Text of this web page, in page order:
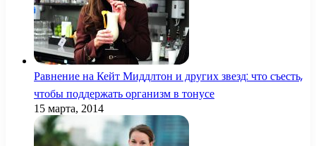
Равнение на Кейт Миддлтон и других звезд: что съесть,
чтобы поддержать организм в тонусе
15 марта, 2014